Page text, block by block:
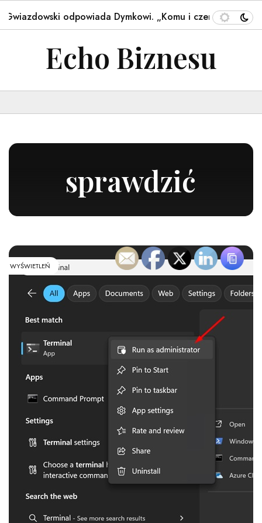
odpowiada Dymkowi. „Komu i czemu przeszkadza
Echo Biznesu
sprawdzić
WYŚWIETLEŃ